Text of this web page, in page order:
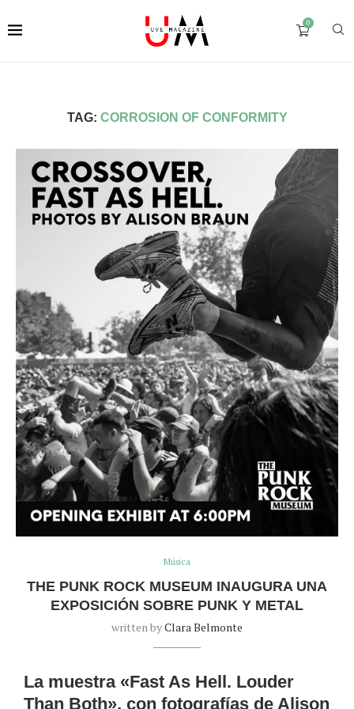
0
TAG: CORROSION OF CONFORMITY
Música
THE PUNK ROCK MUSEUM INAUGURA UNA
EXPOSICIÓN SOBRE PUNK Y METAL
written byClara Belmonte
La muestra «Fast As Hell. Louder
Than Both», con fotografías de Alison